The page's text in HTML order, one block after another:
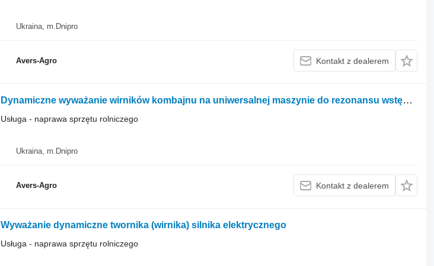
Ukraina, m.Dnipro
Avers-Agro Kontakt z dealerem
Dynamiczne wyważanie wirników kombajnu na uniwersalnej maszynie do rezonansu wstępnego 9D716
Usługa - naprawa sprzętu rolniczego
Ukraina, m.Dnipro
Avers-Agro Kontakt z dealerem
Wyważanie dynamiczne twornika (wirnika) silnika elektrycznego
Usługa - naprawa sprzętu rolniczego